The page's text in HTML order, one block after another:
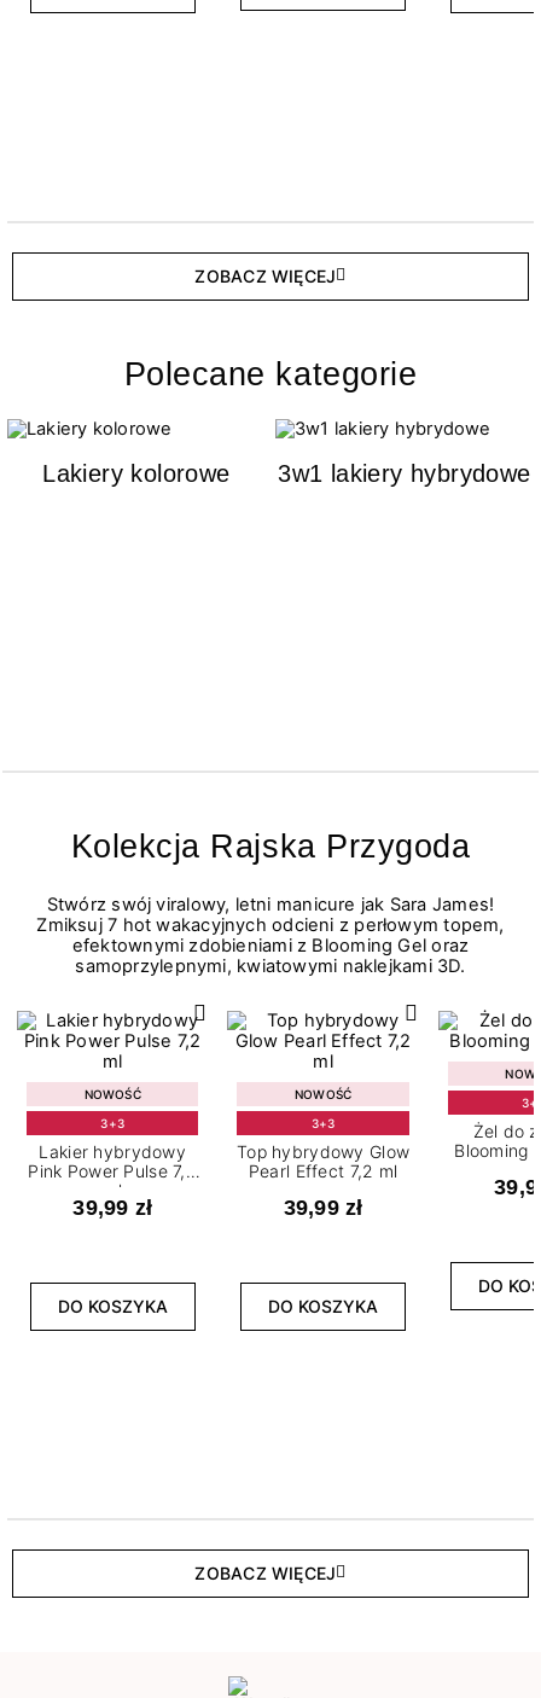
ZOBACZ WIĘCEJ
Polecane kategorie
Lakiery kolorowe 3w1 lakiery hybrydowe
Kolekcja Rajska Przygoda
Stwórz swój viralowy, letni manicure jak Sara James!
Zmiksuj 7 hot wakacyjnych odcieni z perłowym topem,
efektownymi zdobieniami z Blooming Gel oraz
samoprzylepnymi, kwiatowymi naklejkami 3D.
NOWOŚĆ
3+3
Lakier hybrydowy
Pink Power Pulse 7,2
ml
39,99 zł
DO KOSZYKA
NOWOŚĆ
3+3
Top hybrydowy Glow
Pearl Effect 7,2 ml
39,99 zł
DO KOSZYKA
Żel do
Blooming
DO
ZOBACZ WIĘCEJ